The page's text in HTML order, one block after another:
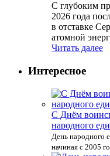
С глубоким
2026 года
в отставке
атомной
Читать далее
Интересное
С Днём
народного
День народного
начиная с 2005